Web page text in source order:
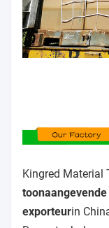
Kingred Material
exporteurin